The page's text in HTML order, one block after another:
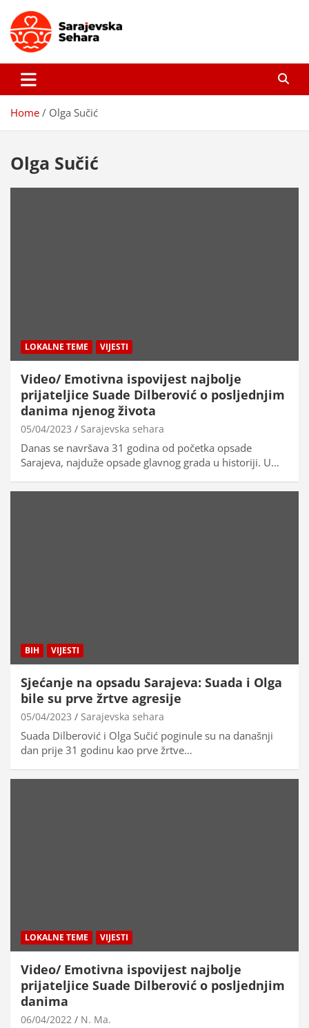
content
Sarajevska sehara
Home Olga Sučić
Olga Sučić
LOKALNE TEME VIJESTI
Video/ Emotivna ispovijest najbolje
prijateljice Suade Dilberović o posljednjim
danima njenog života
05/04/2023 Sarajevska sehara
Danas se navršava 31 godina od početka opsade
Sarajeva, najduže opsade glavnog grada u historiji. U…
BIH VIJESTI
Sjećanje na opsadu Sarajeva: Suada i Olga
bile su prve žrtve agresije
05/04/2023 Sarajevska sehara
Suada Dilberović i Olga Sučić poginule su na današnji
dan prije 31 godinu kao prve žrtve…
LOKALNE TEME VIJESTI
Video/ Emotivna ispovijest najbolje
prijateljice Suade Dilberović o posljednjim
danima
06/04/2022 N. Ma.